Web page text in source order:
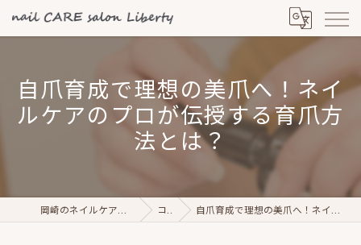
自爪育成で理想の美爪へ！ネイ
ルケアのプロが伝授する育爪方
法とは？
岡崎のネイルケアならnail CARE salon Liberty コラム 自爪育成で理想の美爪へ！ネイルケアのプロが伝授する育爪方法とは？